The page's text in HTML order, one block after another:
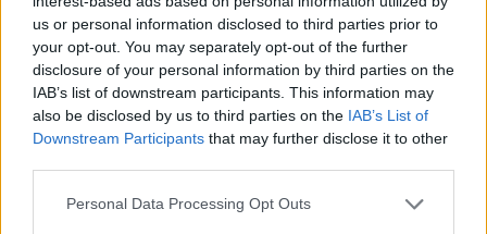
us or personal information disclosed to third parties prior to
your opt-out. You may separately opt-out of the further
disclosure of your personal information by third parties on the
IAB’s list of downstream participants. This information may
also be disclosed by us to third parties on the IAB’s List of
Downstream Participants that may further disclose it to other
Personal Data Processing Opt Outs